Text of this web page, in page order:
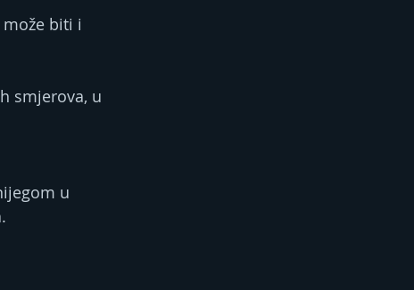
biti i
smjerova, u
u